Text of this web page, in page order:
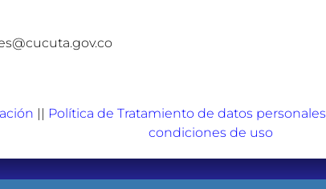
|| Política de Tratamiento de datos personales
condiciones de uso